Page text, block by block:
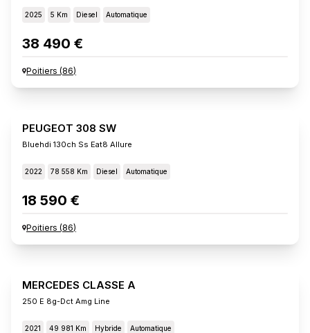
2025 5 Km Diesel Automatique
38 490 €
Poitiers (86)
PEUGEOT 308 SW
Bluehdi 130ch Ss Eat8 Allure
2022 78 558 Km Diesel Automatique
18 590 €
Poitiers (86)
MERCEDES CLASSE A
250 E 8g-Dct Amg Line
2021 49 981 Km Hybride Automatique